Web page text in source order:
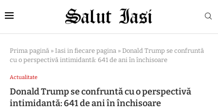
Prima pagină » Iasi in fiecare pagina » Donald Trump se confruntă
cu o perspectivă intimidantă: 641 de ani în închisoare
Actualitate
Donald Trump se confruntă cu o perspectivă
intimidantă: 641 de ani în închisoare